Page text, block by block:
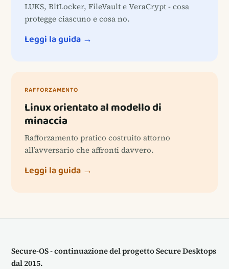
LUKS, BitLocker, FileVault e VeraCrypt - cosa
protegge ciascuno e cosa no.
Leggi la guida →
RAFFORZAMENTO
Linux orientato al modello di
minaccia
Rafforzamento pratico costruito attorno
all’avversario che affronti davvero.
Leggi la guida →
Secure-OS - continuazione del progetto Secure Desktops
dal 2015.